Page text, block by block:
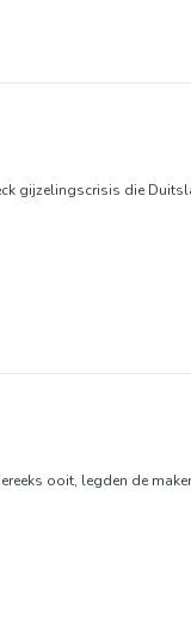
gijzelingscrisis die
ooit, legden de